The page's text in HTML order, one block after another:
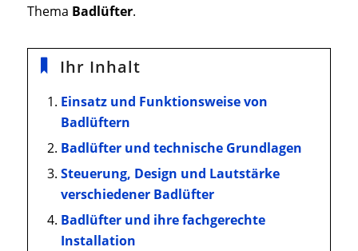
Thema Badlüfter.
Ihr Inhalt
Einsatz und Funktionsweise von
Badlüftern
Badlüfter und technische Grundlagen
Steuerung, Design und Lautstärke
verschiedener Badlüfter
Badlüfter und ihre fachgerechte
Installation